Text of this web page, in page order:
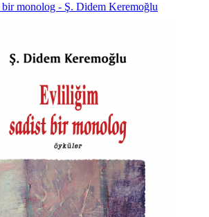
monolog - Ş. Didem Keremoğlu